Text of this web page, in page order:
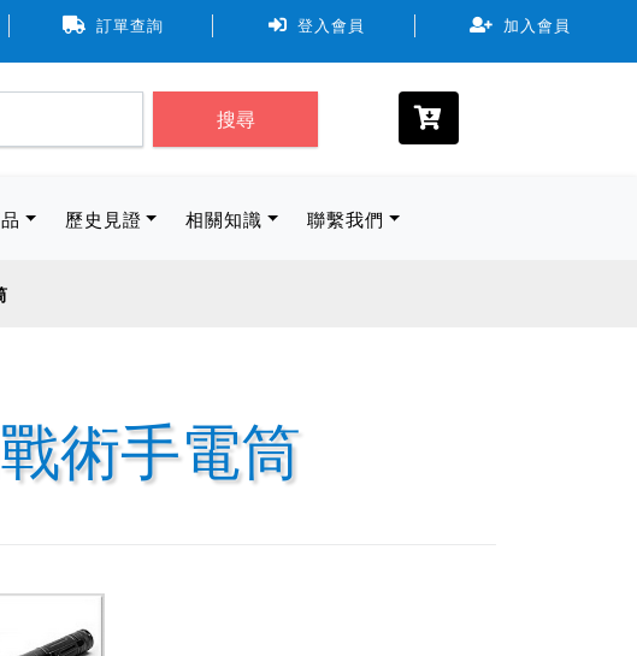
方式，可使用7-11、全家、萊爾富。取貨物流規範尺寸最長邊 ≦
訂單查詢 登入會員 加入會員
搜尋
歷史見證 相關知識 聯繫我們
術手電筒